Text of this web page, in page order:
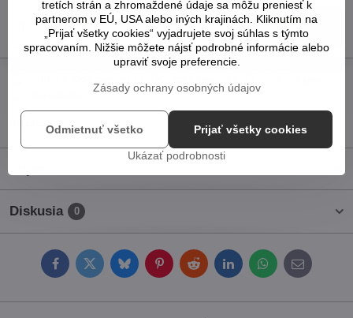
Do košíka
Výrobca: Intel
Diskusia 0
FacebookTwitterBlueskyPinterestRedditLinkedInWhatsApp
E-
mail
tretích strán a zhromaždené údaje sa môžu preniesť k
partnerom v EÚ, USA alebo iných krajinách. Kliknutím na
„Prijať všetky cookies“ vyjadrujete svoj súhlas s týmto
spracovaním. Nižšie môžete nájsť podrobné informácie alebo
upraviť svoje preferencie.
Zásady ochrany osobných údajov
Ukázať podrobnosti
Prijať všetky cookies
Odmietnuť všetko